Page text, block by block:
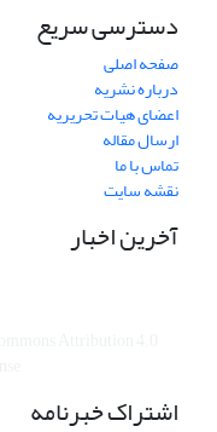
دسترسی سریع
صفحه اصلی
درباره نشریه
اعضای هیات تحریریه
ارسال مقاله
تماس با ما
نقشه سایت
آخرین اخبار
اشتراک خبرنامه